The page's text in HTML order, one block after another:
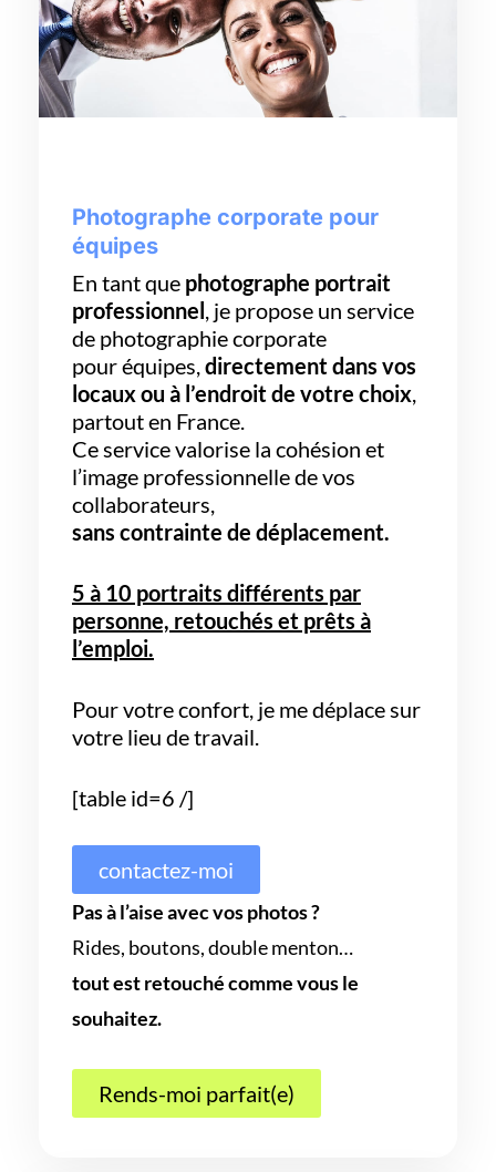
Photographe corporate pour
équipes
En tant que photographe portrait
professionnel , je propose un service
de photographie corporate
pour équipes, directement dans vos
locaux ou à l’endroit de votre choix
partout en France.
Ce service valorise la cohésion et
l’image professionnelle de vos
collaborateurs,
sans contrainte de déplacement.
5 à 10 portraits différents par
personne, retouchés et prêts à
l’emploi.
Pour votre confort, je me déplace sur
votre lieu de travail.
[table id=6 /]
contactez-moi
Pas à l’aise avec vos photos ?
Rides, boutons, double menton…
tout est retouché comme vous le
souhaitez.
Rends-moi parfait(e)